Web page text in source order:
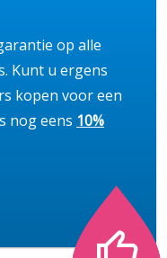
op alle
Kunt u ergens
kopen voor een
nog eens 10%